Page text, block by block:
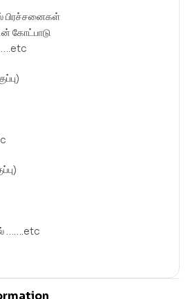
பிரச்சனைகள்
கோட்பாடு
…….etc